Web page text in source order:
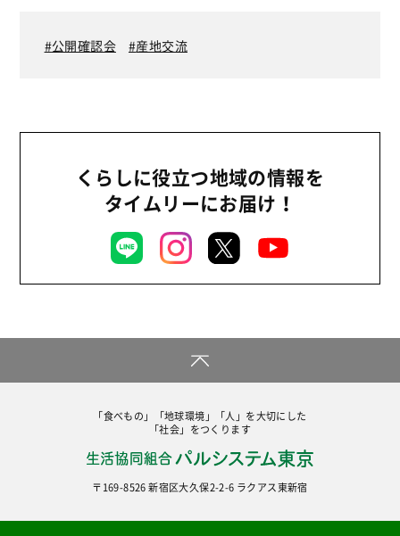
ぱる★キッズ
機関運営
2012年
公開確認会 産地交流
くらしに役立つ地域の情報を
タイムリーにお届け！
「食べもの」「地球環境」「人」を大切にした
「社会」をつくります
〒169-8526 新宿区大久保2-2-6 ラクアス東新宿